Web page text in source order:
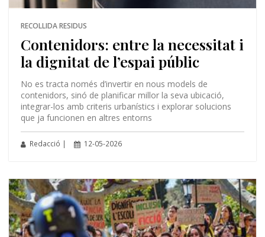
RECOLLIDA RESIDUS
Contenidors: entre la necessitat i
la dignitat de l’espai públic
No es tracta només d’invertir en nous models de
contenidors, sinó de planificar millor la seva ubicació,
integrar-los amb criteris urbanístics i explorar solucions
que ja funcionen en altres entorns
Redacció | 12-05-2026